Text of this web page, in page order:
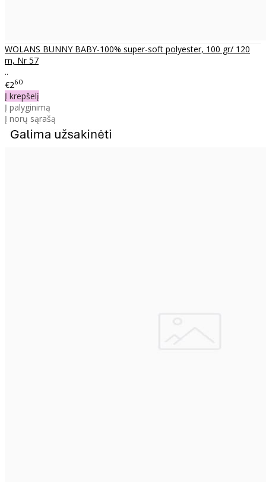
WOLANS BUNNY BABY-100% super-soft polyester, 100 gr/ 120
m, Nr 57
..
€260
Į krepšelį
Į palyginimą
Į norų sąrašą